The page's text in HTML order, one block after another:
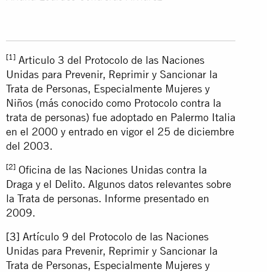
[1] Articulo 3 del Protocolo de las Naciones
Unidas para Prevenir, Reprimir y Sancionar la
Trata de Personas, Especialmente Mujeres y
Niños (más conocido como Protocolo contra la
trata de personas) fue adoptado en Palermo Italia
en el 2000 y entrado en vigor el 25 de diciembre
del 2003.
[2] Oficina de las Naciones Unidas contra la
Draga y el Delito. Algunos datos relevantes sobre
la Trata de personas. Informe presentado en
2009.
[3] Artículo 9 del Protocolo de las Naciones
Unidas para Prevenir, Reprimir y Sancionar la
Trata de Personas, Especialmente Mujeres y